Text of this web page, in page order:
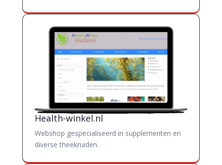
Health-winkel.nl
Webshop gespecialiseerd in supplementen en
diverse theekruiden.